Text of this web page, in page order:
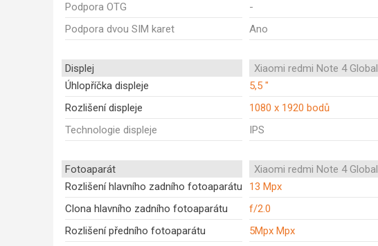
Podpora OTG
-
Podpora dvou SIM karet
Ano
Displej Xiaomi redmi Note 4 Global
Úhlopříčka displeje
5,5 "
Rozlišení displeje
1080 x 1920 bodů
Technologie displeje
IPS
Fotoaparát Xiaomi redmi Note 4 Global
Rozlišení hlavního zadního fotoaparátu
13 Mpx
Clona hlavního zadního fotoaparátu
f/2.0
Rozlišení předního fotoaparátu
5Mpx Mpx